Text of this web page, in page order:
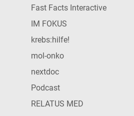
Fast Facts Interactive
IM FOKUS
krebs:hilfe!
mol-onko
nextdoc
Podcast
RELATUS MED